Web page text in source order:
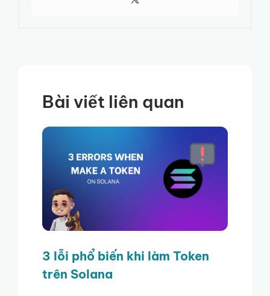
Bài viết liên quan
3 lỗi phổ biến khi làm Token
trên Solana